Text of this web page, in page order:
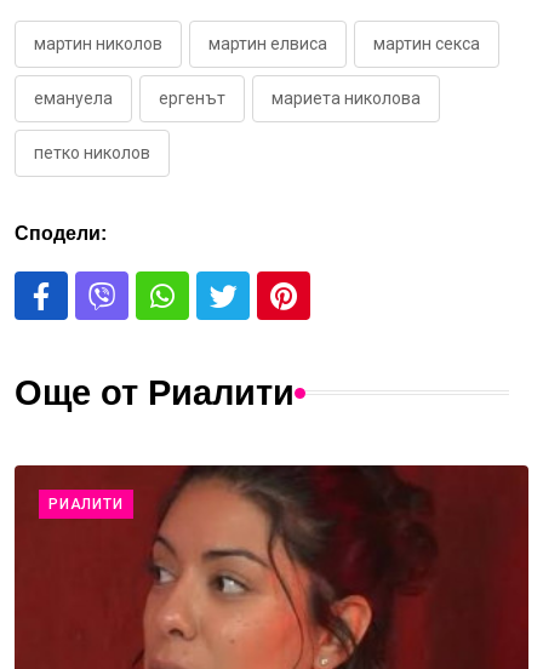
мартин николов мартин елвиса мартин секса
емануела ергенът мариета николова
петко николов
Сподели:
Още от Риалити
РИАЛИТИ